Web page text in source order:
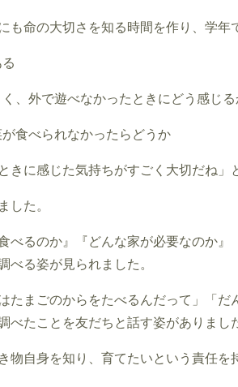
命の大切さを知る時間を作り、学年
、外で遊べなかったときにどう感じ
食べられなかったらどうか
きに感じた気持ちがすごく大切だね」
した。
べるのか』『どんな家が必要なのか』
べる姿が見られました。
たまごのからをたべるんだって」「だ
たことを友だちと話す姿がありまし
物自身を知り、育てたいという責任を